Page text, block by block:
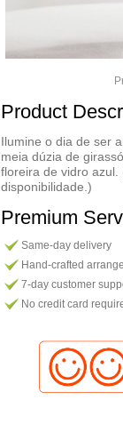
Product
Ilumine o dia de ser
meia dúzia de
floreira de vidro azul.
disponibilidade.)
Premium
Same-day delivery
Hand-crafted
7-day customer
No credit card